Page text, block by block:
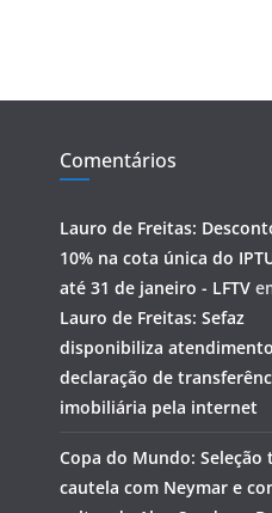
Comentários
Lauro de Freitas:
10% na cota única do
até 31 de janeiro - LFTV
Lauro de Freitas: Sefaz
disponibiliza
declaração de
imobiliária pela internet
Copa do Mundo: Seleção
cautela com Neymar e